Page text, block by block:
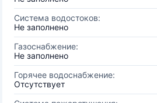
Система водостоков:
Не заполнено
Газоснабжение:
Не заполнено
Горячее водоснабжение:
Отсутствует